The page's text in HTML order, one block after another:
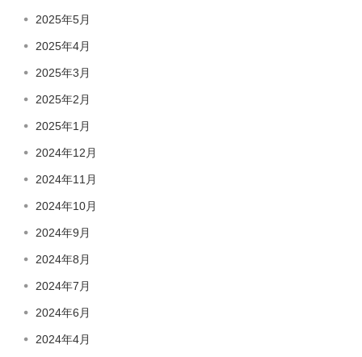
2025年5月
2025年4月
2025年3月
2025年2月
2025年1月
2024年12月
2024年11月
2024年10月
2024年9月
2024年8月
2024年7月
2024年6月
2024年4月